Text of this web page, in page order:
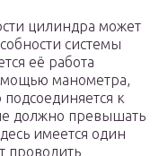
цилиндра может
системы
её работа
манометра,
к
должно превышать
имеется один
проводить